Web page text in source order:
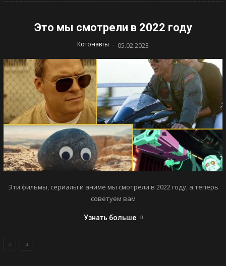
Это мы смотрели в 2022 году
Котонавты - 05.02.2023
Эти фильмы, сериалы и аниме мы смотрели в 2022 году, а теперь
советуем вам
Узнать больше